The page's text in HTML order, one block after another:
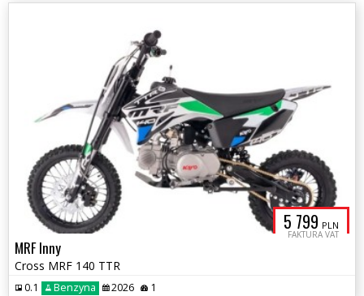
5 799 PLN
FAKTURA VAT
MRF Inny
Cross MRF 140 TTR
0.1 Benzyna 2026 1